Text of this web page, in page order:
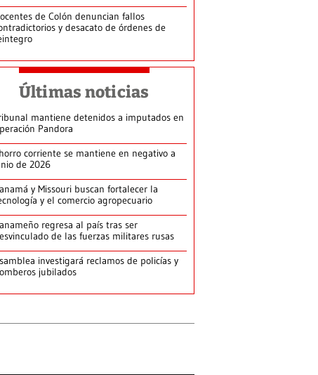
de Colón denuncian fallos
y desacato de órdenes de
Últimas noticias
mantiene detenidos a imputados en
Pandora
corriente se mantiene en negativo a
de 2026
y Missouri buscan fortalecer la
y el comercio agropecuario
regresa al país tras ser
de las fuerzas militares rusas
investigará reclamos de policías y
jubilados